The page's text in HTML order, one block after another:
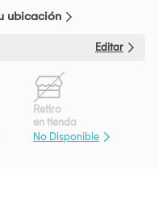
ubicación
Editar
Retiro
en tienda
No Disponible